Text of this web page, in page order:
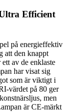
Efficient
på energieffektiv
att den knappt
av de enklaste
har visat sig
som är viktigt i
värdet på 80 ger
men
är CE-märkt